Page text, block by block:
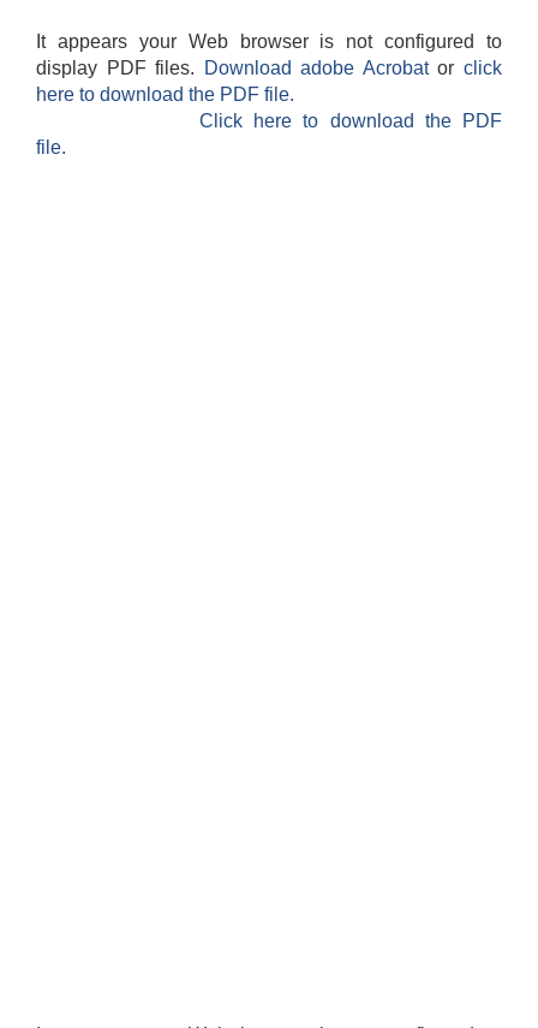
It appears your Web browser is not configured to
display PDF files.
Download adobe Acrobatorclick
here to download the PDF file.
Click here to download the PDF
file.